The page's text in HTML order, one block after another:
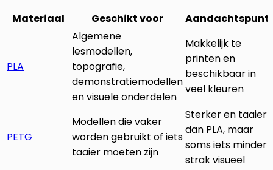
Materiaal
Geschikt voor Aandachtspunt
PLA
Algemene
lesmodellen,
topografie,
demonstratiemodellen
en visuele onderdelen
Makkelijk te
printen en
beschikbaar in
veel kleuren
PETG
Modellen die vaker
worden gebruikt of iets
taaier moeten zijn
Sterker en taaier
dan PLA, maar
soms iets minder
strak visueel